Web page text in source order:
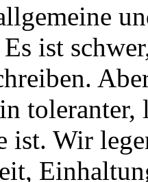
ist
toleranter,
ist. Wir